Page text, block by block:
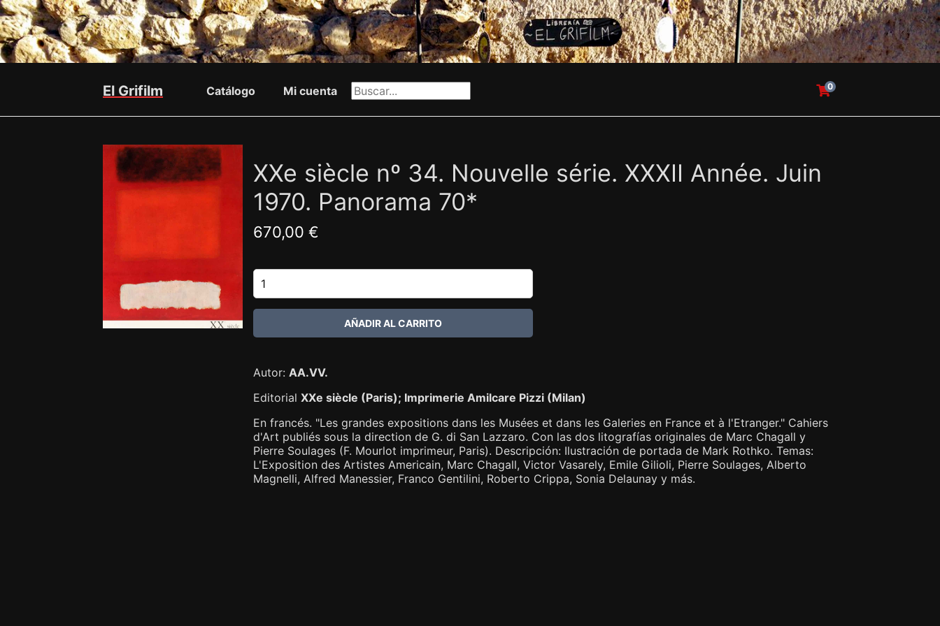
El Grifilm Catálogo Mi cuenta 0
XXe siècle nº 34. Nouvelle série. XXXII Année. Juin
1970. Panorama 70*
670,00 €
Autor: AA.VV.
Editorial XXe siècle (Paris); Imprimerie Amilcare Pizzi (Milan)
En francés. "Les grandes expositions dans les Musées et dans les Galeries en France et à l'Etranger." Cahiers
d'Art publiés sous la direction de G. di San Lazzaro. Con las dos litografías originales de Marc Chagall y
Pierre Soulages (F. Mourlot imprimeur, Paris). Descripción: Ilustración de portada de Mark Rothko. Temas:
L'Exposition des Artistes Americain, Marc Chagall, Victor Vasarely, Emile Gilioli, Pierre Soulages, Alberto
Magnelli, Alfred Manessier, Franco Gentilini, Roberto Crippa, Sonia Delaunay y más.